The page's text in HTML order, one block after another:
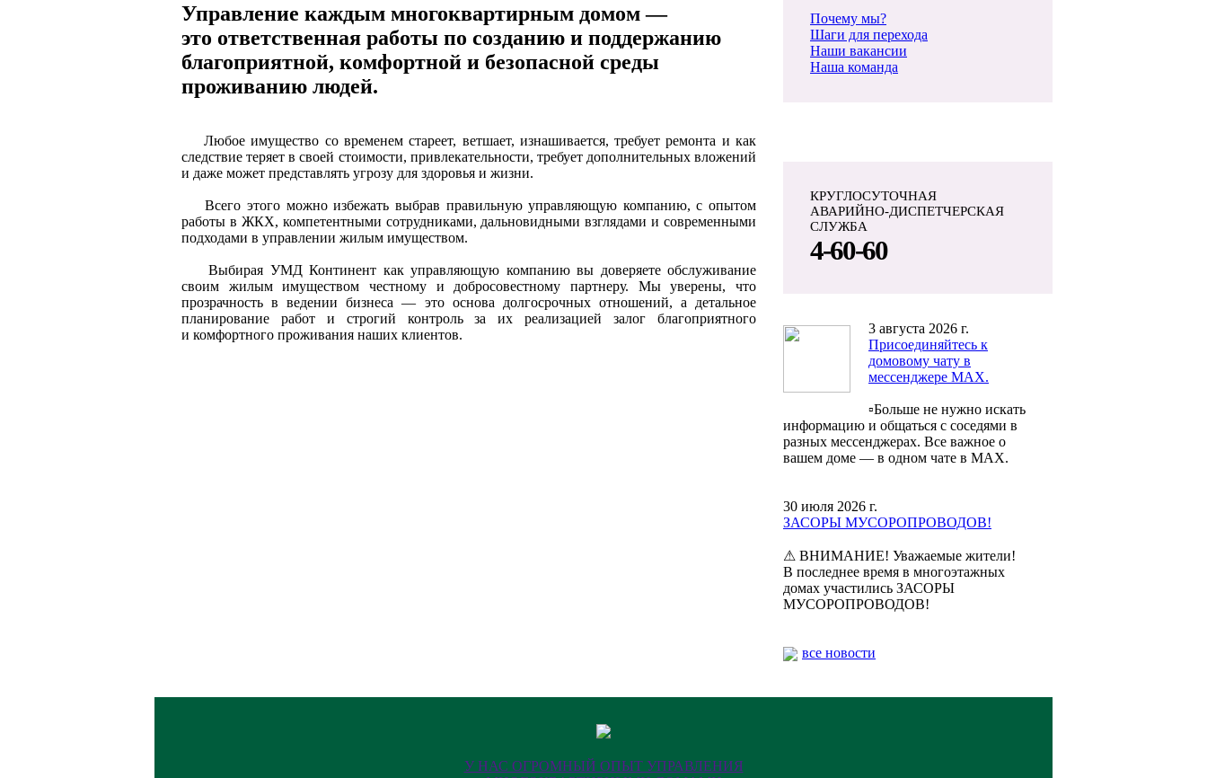
Управление каждым многоквартирным домом —
это ответственная работы по созданию и поддержанию
благоприятной, комфортной и безопасной среды
проживанию людей.
Любое имущество со временем стареет, ветшает, изнашивается, требует ремонта и как
следствие теряет в своей стоимости, привлекательности, требует дополнительных вложений
и даже может представлять угрозу для здоровья и жизни.
Всего этого можно избежать выбрав правильную управляющую компанию, с опытом
работы в ЖКХ, компетентными сотрудниками, дальновидными взглядами и современными
подходами в управлении жилым имуществом.
Выбирая УМД Континент как управляющую компанию вы доверяете обслуживание
своим жилым имуществом честному и добросовестному партнеру. Мы уверены, что
прозрачность в ведении бизнеса — это основа долгосрочных отношений, а детальное
планирование работ и строгий контроль за их реализацией залог благоприятного
и комфортного проживания наших клиентов.
Почему мы?
Шаги для перехода
Наши вакансии
Наша команда
КРУГЛОСУТОЧНАЯ
АВАРИЙНО-ДИСПЕТЧЕРСКАЯ
СЛУЖБА
4-60-60
3 августа 2026 г.
Присоединяйтесь к
домовому чату в
мессенджере МАХ.
▫️Больше не нужно искать
информацию и общаться с соседями в
разных мессенджерах. Все важное о
вашем доме — в одном чате в МАХ.
30 июля 2026 г.
ЗАСОРЫ МУСОРОПРОВОДОВ!
⚠ ВНИМАНИЕ! Уважаемые жители!
В последнее время в многоэтажных
домах участились ЗАСОРЫ
МУСОРОПРОВОДОВ!
все новости
У НАС ОГРОМНЫЙ ОПЫТ УПРАВЛЕНИЯ